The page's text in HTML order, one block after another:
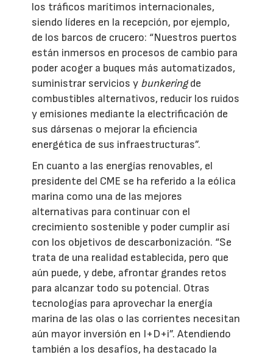
los tráficos marítimos internacionales,
siendo líderes en la recepción, por ejemplo,
de los barcos de crucero: “Nuestros puertos
están inmersos en procesos de cambio para
poder acoger a buques más automatizados,
suministrar servicios y bunkeringde
combustibles alternativos, reducir los ruidos
y emisiones mediante la electrificación de
sus dársenas o mejorar la eficiencia
energética de sus infraestructuras”.
En cuanto a las energías renovables, el
presidente del CME se ha referido a la eólica
marina como una de las mejores
alternativas para continuar con el
crecimiento sostenible y poder cumplir así
con los objetivos de descarbonización. “Se
trata de una realidad establecida, pero que
aún puede, y debe, afrontar grandes retos
para alcanzar todo su potencial. Otras
tecnologías para aprovechar la energía
marina de las olas o las corrientes necesitan
aún mayor inversión en I+D+i”. Atendiendo
también a los desafíos, ha destacado la